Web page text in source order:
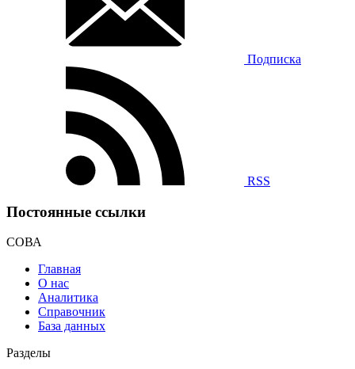
Подписка
RSS
Постоянные ссылки
СОВА
Главная
О нас
Аналитика
Справочник
База данных
Разделы